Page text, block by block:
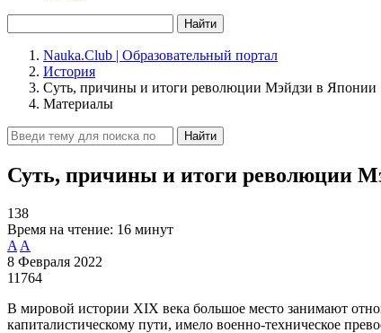
Найти
Nauka.Club | Образовательный портал
История
Суть, причины и итоги революции Мэйдзи в Японии
Материалы
Найти
Суть, причины и итоги революции
138
Время на чтение: 16 минут
A A
8 Февраля 2022
11764
В мировой истории XIX века большое место занимают
капиталистическому пути, имело военно-техническое